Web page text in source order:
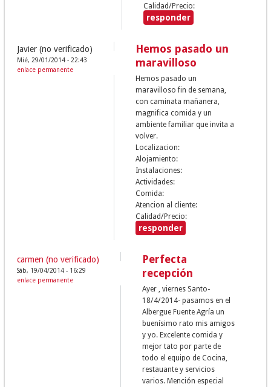
Calidad/Precio:
responder
Javier (no verificado)
Mié, 29/01/2014 - 22:43
enlace permanente
Hemos pasado un
maravilloso
Hemos pasado un
maravilloso fin de semana,
con caminata mañanera,
magnifica comida y un
ambiente familiar que invita a
volver.
Localizacion:
Alojamiento:
Instalaciones:
Actividades:
Comida:
Atencion al cliente:
Calidad/Precio:
responder
carmen (no verificado)
Sáb, 19/04/2014 - 16:29
enlace permanente
Perfecta
recepción
Ayer , viernes Santo-
18/4/2014- pasamos en el
Albergue Fuente Agría un
buenísimo rato mis amigos
y yo. Excelente comida y
mejor tato por parte de
todo el equipo de Cocina,
restauante y servicios
varios. Mención especial